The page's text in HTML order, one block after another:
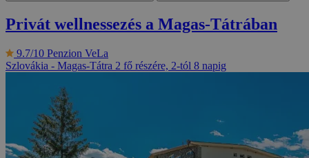
Privát wellnessezés a Magas-Tátrában
9.7/10 Penzion VeLa
Szlovákia - Magas-Tátra 2 fő részére, 2-tól 8 napig